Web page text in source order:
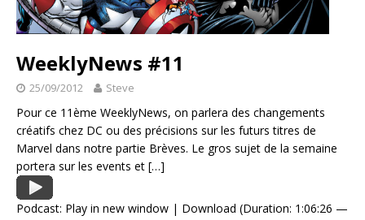
WeeklyNews #11
25/09/2012 Steve
Pour ce 11ème WeeklyNews, on parlera des changements
créatifs chez DC ou des précisions sur les futurs titres de
Marvel dans notre partie Brèves. Le gros sujet de la semaine
portera sur les events et […]
Podcast: Play in new window | Download (Duration: 1:06:26 —